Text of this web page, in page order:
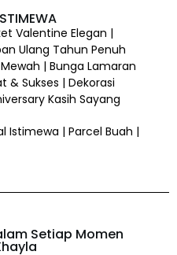
Valentine Elegan |
Ulang Tahun Penuh
| Bunga Lamaran
& Sukses | Dekorasi
Kasih Sayang
Istimewa | Parcel Buah |
Setiap Momen